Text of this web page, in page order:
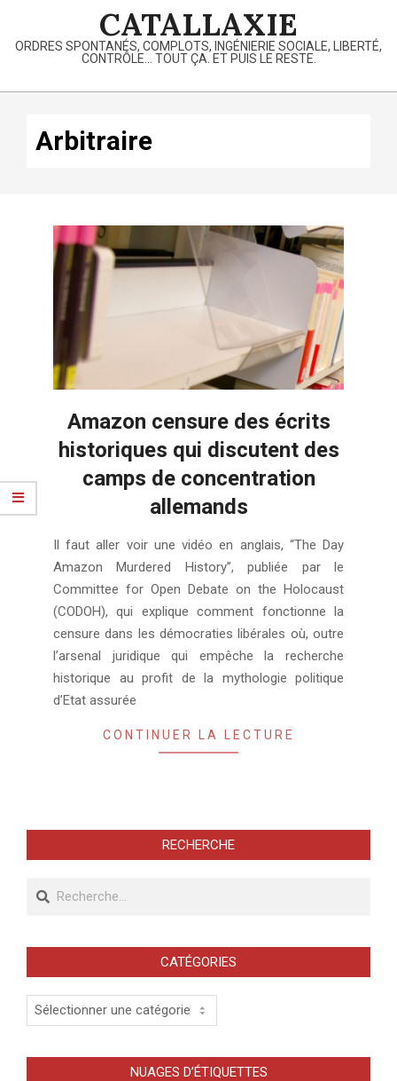
content
CATALLAXIE
ORDRES SPONTANÉS, COMPLOTS, INGÉNIERIE SOCIALE, LIBERTÉ,
CONTRÔLE… TOUT ÇA. ET PUIS LE RESTE.
Primary
Arbitraire
Amazon censure des écrits
historiques qui discutent des
camps de concentration
allemands
02-
20
Il faut aller voir une vidéo en anglais, “The Day
Amazon Murdered History”, publiée par le
Committee for Open Debate on the Holocaust
(CODOH), qui explique comment fonctionne la
censure dans les démocraties libérales où, outre
l’arsenal juridique qui empêche la recherche
historique au profit de la mythologie politique
d’Etat assurée
CONTINUER LA LECTURE
RECHERCHE
Recherche
CATÉGORIES
Catégories
NUAGES D’ÉTIQUETTES